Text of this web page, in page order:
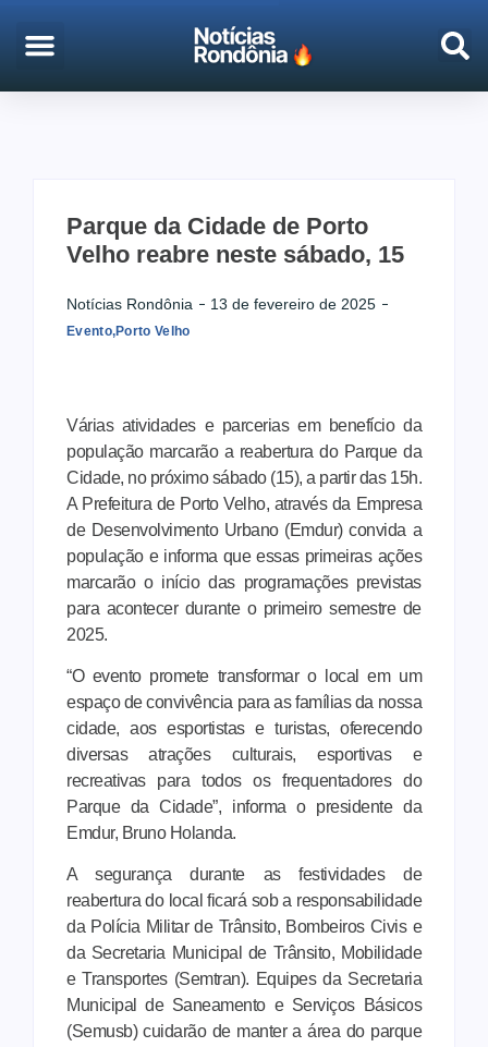
Parque da Cidade de Porto
Velho reabre neste sábado, 15
Notícias Rondônia 13 de fevereiro de 2025
Evento,Porto Velho
Várias atividades e parcerias em benefício da
população marcarão a reabertura do Parque da
Cidade, no próximo sábado (15), a partir das 15h.
A Prefeitura de Porto Velho, através da Empresa
de Desenvolvimento Urbano (Emdur) convida a
população e informa que essas primeiras ações
marcarão o início das programações previstas
para acontecer durante o primeiro semestre de
2025.
“O evento promete transformar o local em um
espaço de convivência para as famílias da nossa
cidade, aos esportistas e turistas, oferecendo
diversas atrações culturais, esportivas e
recreativas para todos os frequentadores do
Parque da Cidade”, informa o presidente da
Emdur, Bruno Holanda.
A segurança durante as festividades de
reabertura do local ficará sob a responsabilidade
da Polícia Militar de Trânsito, Bombeiros Civis e
da Secretaria Municipal de Trânsito, Mobilidade
e Transportes (Semtran). Equipes da Secretaria
Municipal de Saneamento e Serviços Básicos
(Semusb) cuidarão de manter a área do parque